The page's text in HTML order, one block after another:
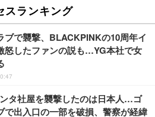
スランキング
ブで襲撃、BLACKPINKの10周年イ
怒したファンの説も…YG本社で女
タ社屋を襲撃したのは日本人…ゴ
で出入口の一部を破損、警察が経緯